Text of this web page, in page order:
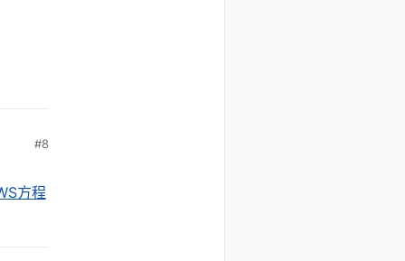
#8
方程